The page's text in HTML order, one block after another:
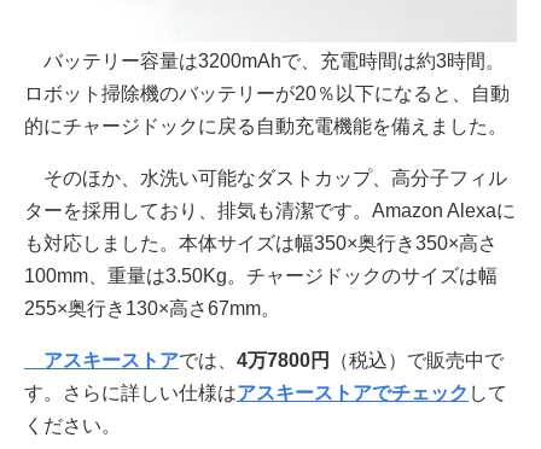
バッテリー容量は3200mAhで、充電時間は約3時間。
ロボット掃除機のバッテリーが20％以下になると、自動
的にチャージドックに戻る自動充電機能を備えました。
そのほか、水洗い可能なダストカップ、高分子フィル
ターを採用しており、排気も清潔です。Amazon Alexaに
も対応しました。本体サイズは幅350×奥行き350×高さ
100mm、重量は3.50Kg。チャージドックのサイズは幅
255×奥行き130×高さ67mm。
アスキーストアでは、 4万7800円
（税込）で販売中で
す。さらに詳しい仕様はアスキーストアでチェック して
ください。